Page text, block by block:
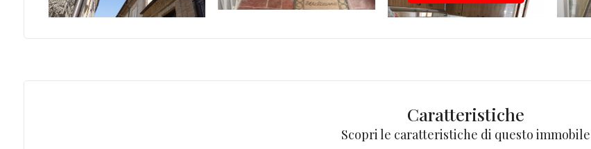
Caratteristiche
Scopri le caratteristiche di questo immobile